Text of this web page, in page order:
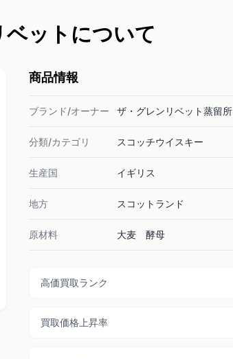
ットについて
商品情報
ブランド/オーナー ザ・グレンリベット蒸留所
分類/カテゴリ スコッチウイスキー
生産国 イギリス
地方 スコットランド
原材料 大麦 酵母
高価買取ランク
買取価格上昇率